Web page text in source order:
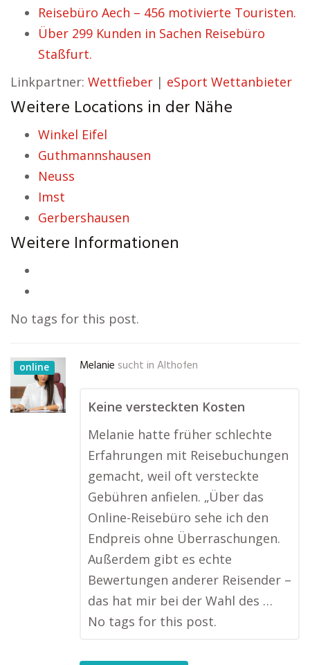
Reisebüro Aech – 456 motivierte Touristen.
Über 299 Kunden in Sachen Reisebüro
Staßfurt.
Linkpartner: Wettfieber | eSport Wettanbieter
Weitere Locations in der Nähe
Winkel Eifel
Guthmannshausen
Neuss
Imst
Gerbershausen
Weitere Informationen
No tags for this post.
online Melanie sucht in Althofen
Keine versteckten Kosten
Melanie hatte früher schlechte
Erfahrungen mit Reisebuchungen
gemacht, weil oft versteckte
Gebühren anfielen. „Über das
Online-Reisebüro sehe ich den
Endpreis ohne Überraschungen.
Außerdem gibt es echte
Bewertungen anderer Reisender –
das hat mir bei der Wahl des …
No tags for this post.